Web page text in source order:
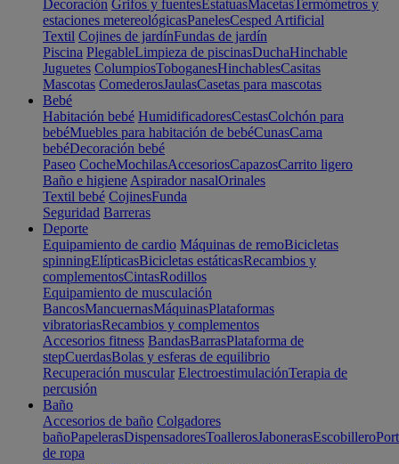
Decoración Grifos y fuentesEstatuasMacetasTermómetros y
estaciones metereológicasPanelesCesped Artificial
Textil Cojines de jardínFundas de jardín
Piscina PlegableLimpieza de piscinasDuchaHinchable
Juguetes ColumpiosToboganesHinchablesCasitas
Mascotas ComederosJaulasCasetas para mascotas
Bebé
Habitación bebé HumidificadoresCestasColchón para
bebéMuebles para habitación de bebéCunasCama
bebéDecoración bebé
Paseo CocheMochilasAccesoriosCapazosCarrito ligero
Baño e higiene Aspirador nasalOrinales
Textil bebé CojinesFunda
Seguridad Barreras
Deporte
Equipamiento de cardio Máquinas de remoBicicletas
spinningElípticasBicicletas estáticasRecambios y
complementosCintasRodillos
Equipamiento de musculación
BancosMancuernasMáquinasPlataformas
vibratoriasRecambios y complementos
Accesorios fitness BandasBarrasPlataforma de
stepCuerdasBolas y esferas de equilibrio
Recuperación muscular ElectroestimulaciónTerapia de
percusión
Baño
Accesorios de baño Colgadores
bañoPapelerasDispensadoresToallerosJabonerasEscobillero
de ropa